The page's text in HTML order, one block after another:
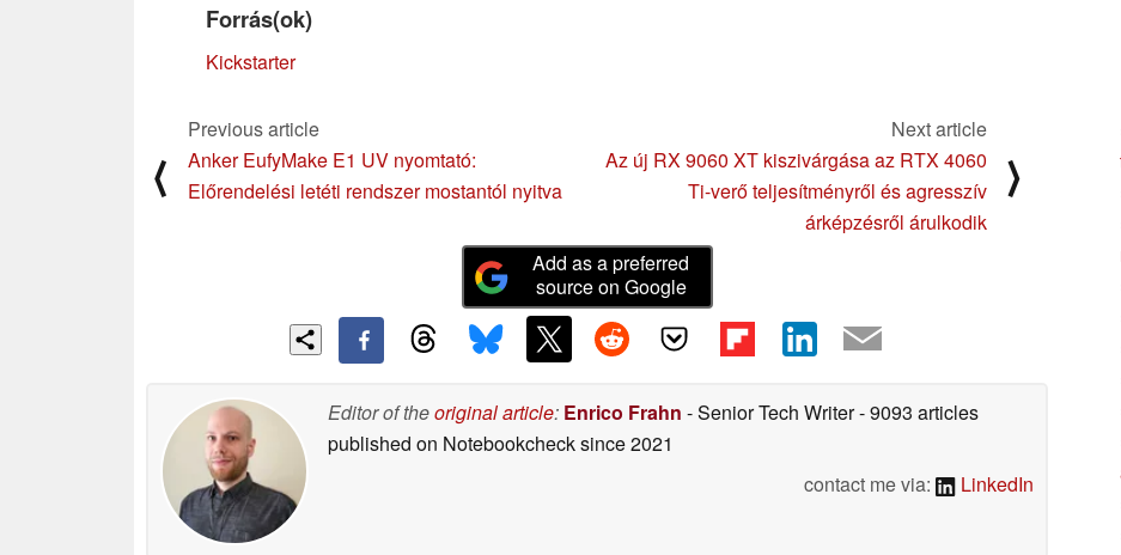
Forrás(ok)
Kickstarter
⟨
Previous article
Anker EufyMake E1 UV nyomtató:
Előrendelési letéti rendszer mostantól nyitva
Next article
Az új RX 9060 XT kiszivárgása az RTX 4060
Ti-verő teljesítményről és agresszív
árképzésről árulkodik
⟩
Add as a preferred
source on Google
Editor of theoriginal article: Enrico Frahn - Senior Tech Writer- 9093 articles
published on Notebookchecksince 2021
contact me via:
LinkedIn